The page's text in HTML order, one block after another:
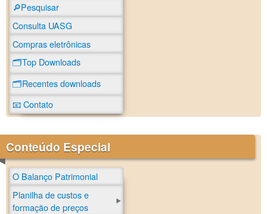
🔎Pesquisar
Consulta UASG
Compras eletrônicas
🗂️Top Downloads
🗂️Recentes downloads
📧 Contato
Conteúdo Especial
O Balanço Patrimonial
Planilha de custos e
formação de preços